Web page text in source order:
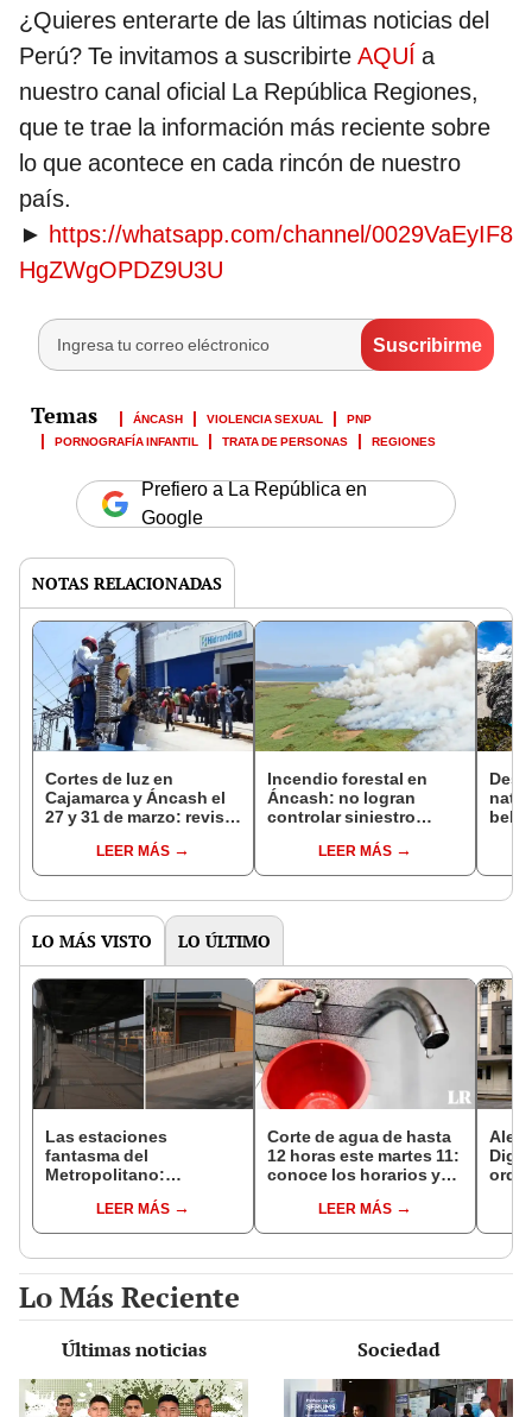
¿Quieres enterarte de las últimas noticias del
Perú? Te invitamos a suscribirte AQUÍ a
nuestro canal oficial La República Regiones,
que te trae la información más reciente sobre
lo que acontece en cada rincón de nuestro
país.
► https://whatsapp.com/channel/0029VaEyIF8
HgZWgOPDZ9U3U
ÁNCASH VIOLENCIA SEXUAL
PNP
PORNOGRAFÍA INFANTIL
TRATA DE PERSONAS REGIONES
Prefiero a La República en
Google
NOTAS RELACIONADAS
Cortes de luz en
Cajamarca y Áncash el
27 y 31 de marzo: revisa
horariosLEER MÁS
Incendio forestal en
Áncash: no logran
controlar siniestro
ChimboteLEER MÁS
bella
LO MÁS VISTO LO ÚLTIMO
Las estaciones
fantasma del
Metropolitano:
inconclusa por falta de
buses y una adenda
LEER MÁS
Corte de agua de hasta
12 horas este martes 11:
conoce los horarios y
Miraflores, SJL, Los
Olivos y más
LEER MÁS
Lo Más Reciente
Últimas noticias Sociedad